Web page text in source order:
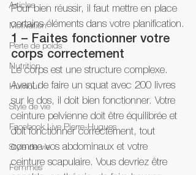
Articles
Motivation
Perte de poids
Nutrition
Humour
Style de vie
Facebook Live Pierre-Hugues
Style de vie
Femmes
Pour bien réussir, il faut mettre en place
certains éléments dans votre planification.
1 – Faites fonctionner votre
corps correctement
Le corps est une structure complexe.
Avant de faire un squat avec 200 livres
sur le dos, il doit bien fonctionner. Votre
ceinture pelvienne doit être équilibrée et
doit fonctionner correctement, tout
comme vos abdominaux et votre
ceinture scapulaire. Vous devriez être